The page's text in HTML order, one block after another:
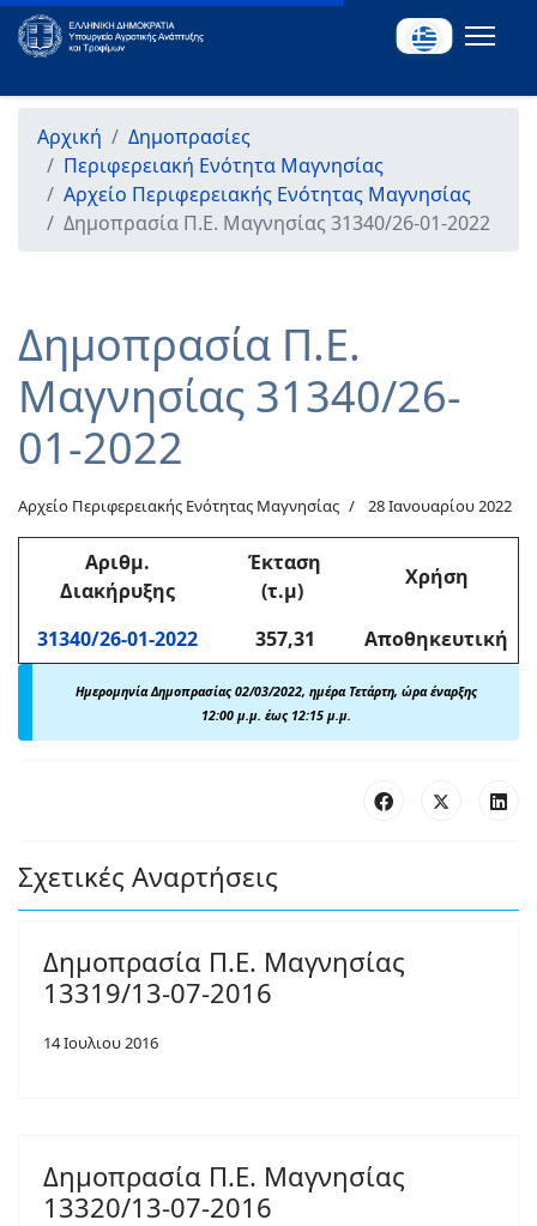
Αρχική
Δημοπρασίες
Περιφερειακή Ενότητα Μαγνησίας
Αρχείο Περιφερειακής Ενότητας Μαγνησίας
Δημοπρασία Π.Ε. Μαγνησίας 31340/26-01-2022
Δημοπρασία Π.Ε.
Μαγνησίας 31340/26-
01-2022
Αρχείο Περιφερειακής Ενότητας Μαγνησίας 28 Ιανουαρίου 2022
Αριθμ.
Διακήρυξης
Έκταση
(τ.μ)
Χρήση
31340/26-01-2022 357,31 Αποθηκευτική
Ημερομηνία Δημοπρασίας 02/03/2022, ημέρα Τετάρτη, ώρα έναρξης
12:00 μ.μ. έως 12:15 μ.μ.
Σχετικές Αναρτήσεις
Δημοπρασία Π.Ε. Μαγνησίας
13319/13-07-2016
14 Ιουλιου 2016
Δημοπρασία Π.Ε. Μαγνησίας
13320/13-07-2016